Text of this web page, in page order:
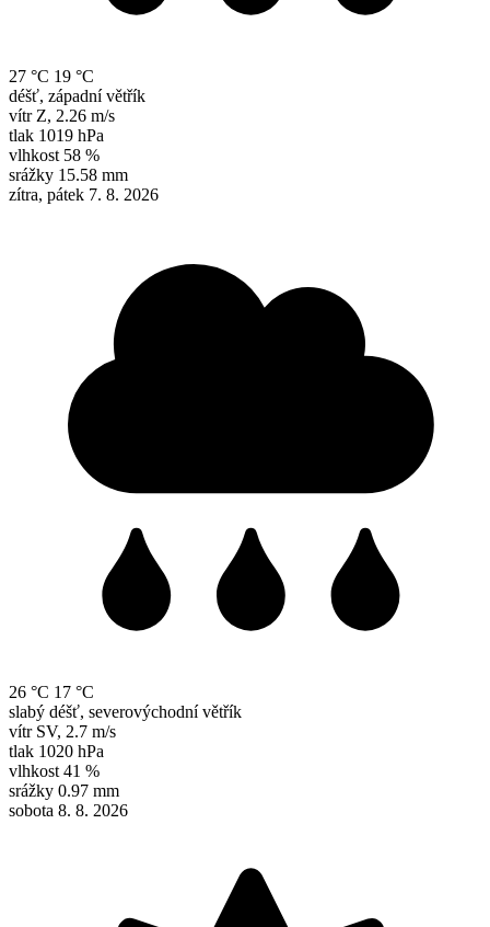
27 °C 19 °C
déšť, západní větřík
vítr Z, 2.26 m/s
tlak 1019 hPa
vlhkost 58 %
srážky 15.58 mm
zítra, pátek 7. 8. 2026
26 °C 17 °C
slabý déšť, severovýchodní větřík
vítr SV, 2.7 m/s
tlak 1020 hPa
vlhkost 41 %
srážky 0.97 mm
sobota 8. 8. 2026